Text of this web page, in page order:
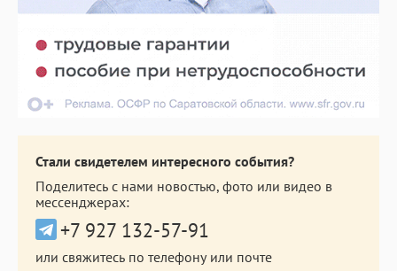
Стали свидетелем интересного события?
Поделитесь с нами новостью, фото или видео в
мессенджерах:
+7 927 132-57-91
или свяжитесь по телефону или почте